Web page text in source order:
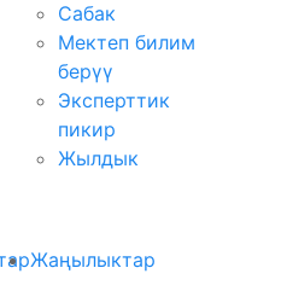
Сабак
Мектеп билим
берүү
Эксперттик
пикир
Жылдык
Жаңылыктар